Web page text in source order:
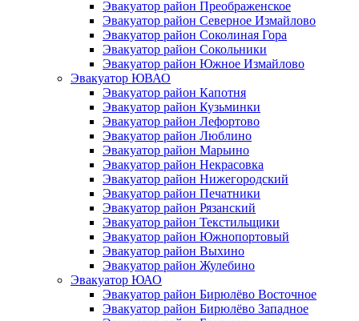
Эвакуатор район Преображенское
Эвакуатор район Северное Измайлово
Эвакуатор район Соколиная Гора
Эвакуатор район Сокольники
Эвакуатор район Южное Измайлово
Эвакуатор ЮВАО
Эвакуатор район Капотня
Эвакуатор район Кузьминки
Эвакуатор район Лефортово
Эвакуатор район Люблино
Эвакуатор район Марьино
Эвакуатор район Некрасовка
Эвакуатор район Нижегородский
Эвакуатор район Печатники
Эвакуатор район Рязанский
Эвакуатор район Текстильщики
Эвакуатор район Южнопортовый
Эвакуатор район Выхино
Эвакуатор район Жулебино
Эвакуатор ЮАО
Эвакуатор район Бирюлёво Восточное
Эвакуатор район Бирюлёво Западное